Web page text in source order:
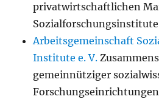
privatwirtschaftlichen
Arbeitsgemeinschaft
Institute e. V.
gemeinnütziger